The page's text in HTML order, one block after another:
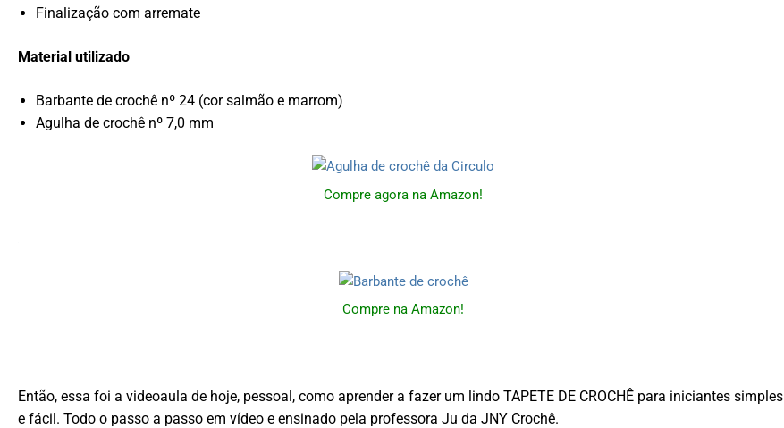
Finalização com arremate
Material utilizado
Barbante de crochê nº 24 (cor salmão e marrom)
Agulha de crochê nº 7,0 mm
Compre agora na Amazon!
Compre na Amazon!
Então, essa foi a videoaula de hoje, pessoal, como aprender a fazer um lindo TAPETE DE CROCHÊ para iniciantes simples
e fácil. Todo o passo a passo em vídeo e ensinado pela professora Ju da JNY Crochê.